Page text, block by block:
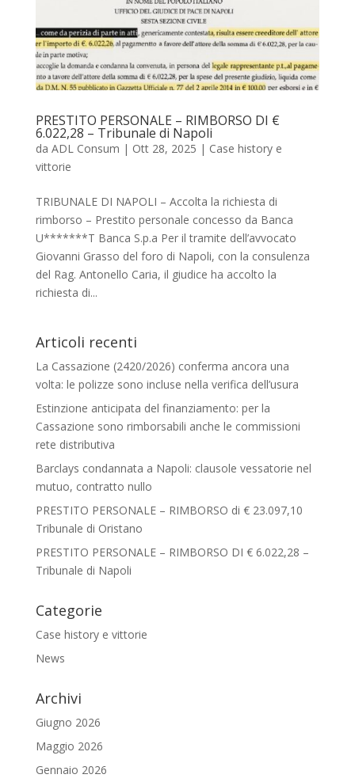
PRESTITO PERSONALE – RIMBORSO DI €
6.022,28 – Tribunale di Napoli
da ADL Consum | Ott 28, 2025 | Case history e
vittorie
TRIBUNALE DI NAPOLI – Accolta la richiesta di
rimborso – Prestito personale concesso da Banca
U*******T Banca S.p.a Per il tramite dell’avvocato
Giovanni Grasso del foro di Napoli, con la consulenza
del Rag. Antonello Caria, il giudice ha accolto la
richiesta di...
Articoli recenti
La Cassazione (2420/2026) conferma ancora una
volta: le polizze sono incluse nella verifica dell’usura
Estinzione anticipata del finanziamento: per la
Cassazione sono rimborsabili anche le commissioni
rete distributiva
Barclays condannata a Napoli: clausole vessatorie nel
mutuo, contratto nullo
PRESTITO PERSONALE – RIMBORSO di € 23.097,10
Tribunale di Oristano
PRESTITO PERSONALE – RIMBORSO DI € 6.022,28 –
Tribunale di Napoli
Categorie
Case history e vittorie
News
Archivi
Giugno 2026
Maggio 2026
Gennaio 2026